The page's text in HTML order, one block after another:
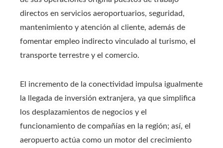
directos en servicios aeroportuarios, seguridad,
mantenimiento y atención al cliente, además de
fomentar empleo indirecto vinculado al turismo, el
transporte terrestre y el comercio.
El incremento de la conectividad impulsa igualmente
la llegada de inversión extranjera, ya que simplifica
los desplazamientos de negocios y el
funcionamiento de compañías en la región; así, el
aeropuerto actúa como un motor del crecimiento